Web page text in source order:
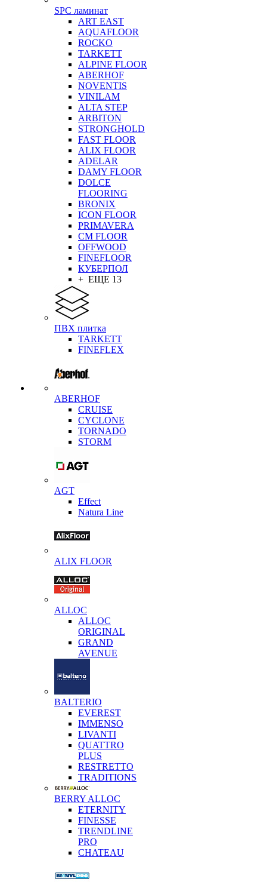
SPC ламинат
ART EAST
AQUAFLOOR
ROCKO
TARKETT
ALPINE FLOOR
ABERHOF
NOVENTIS
VINILAM
ALTA STEP
ARBITON
STRONGHOLD
FAST FLOOR
ALIX FLOOR
ADELAR
DAMY FLOOR
DOLCE
FLOORING
BRONIX
ICON FLOOR
PRIMAVERA
CM FLOOR
OFFWOOD
FINEFLOOR
КУБЕРПОЛ
+ ЕЩЕ 13
ПВХ плитка
TARKETT
FINEFLEX
ABERHOF
CRUISE
CYCLONE
TORNADO
STORM
AGT
Effect
Natura Line
ALIX FLOOR
ALLOC
ALLOC
ORIGINAL
GRAND
AVENUE
BALTERIO
EVEREST
IMMENSO
LIVANTI
QUATTRO
PLUS
RESTRETTO
TRADITIONS
BERRY ALLOC
ETERNITY
FINESSE
TRENDLINE
PRO
CHATEAU